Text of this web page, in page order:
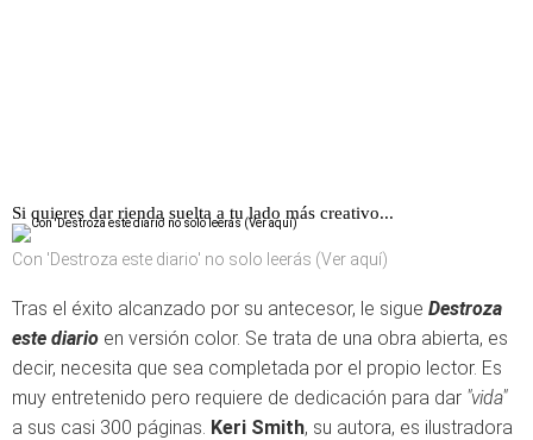
Si quieres dar rienda suelta a tu lado más creativo...
Con 'Destroza este diario' no solo leerás (Ver aquí)
Tras el éxito alcanzado por su antecesor, le sigue Destroza
este diario en versión color. Se trata de una obra abierta, es
decir, necesita que sea completada por el propio lector. Es
muy entretenido pero requiere de dedicación para dar "vida"
a sus casi 300 páginas. Keri Smith, su autora, es ilustradora